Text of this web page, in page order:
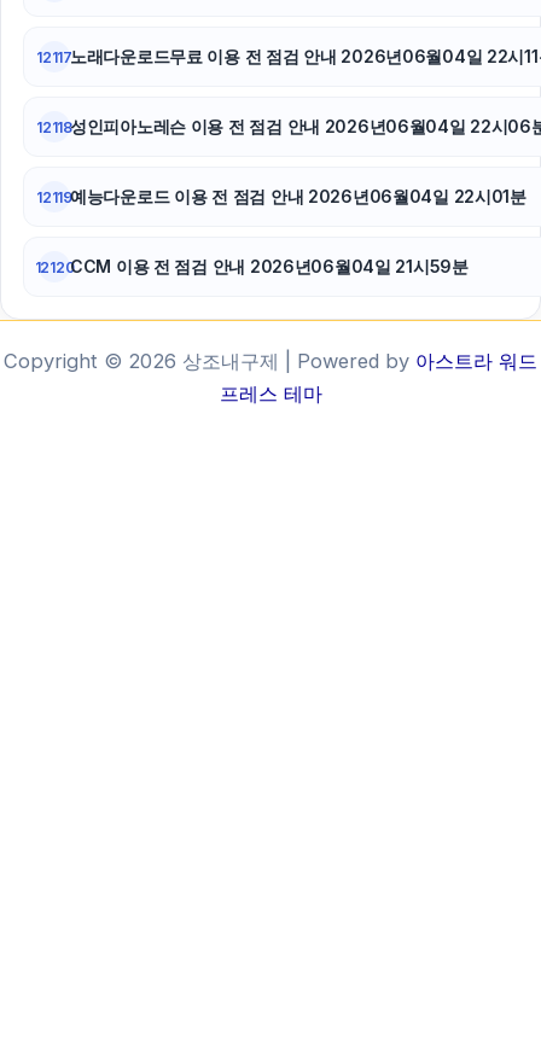
12117노래다운로드무료 이용 전 점검 안내 2026년06월04일 22시11
12118성인피아노레슨 이용 전 점검 안내 2026년06월04일 22시06
12119예능다운로드 이용 전 점검 안내 2026년06월04일 22시01분
12120CCM 이용 전 점검 안내 2026년06월04일 21시59분
Copyright © 2026 상조내구제 | Powered by 아스트라 워드
프레스 테마